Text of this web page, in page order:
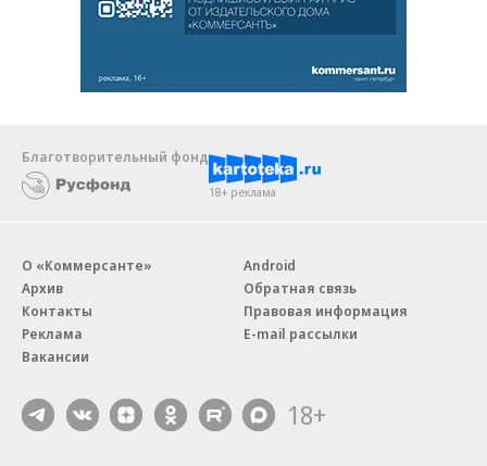
Благотворительный фонд
18+ реклама
О «Коммерсанте»
Архив
Контакты
Реклама
Вакансии
Android
Обратная связь
Правовая информация
E-mail рассылки
18+